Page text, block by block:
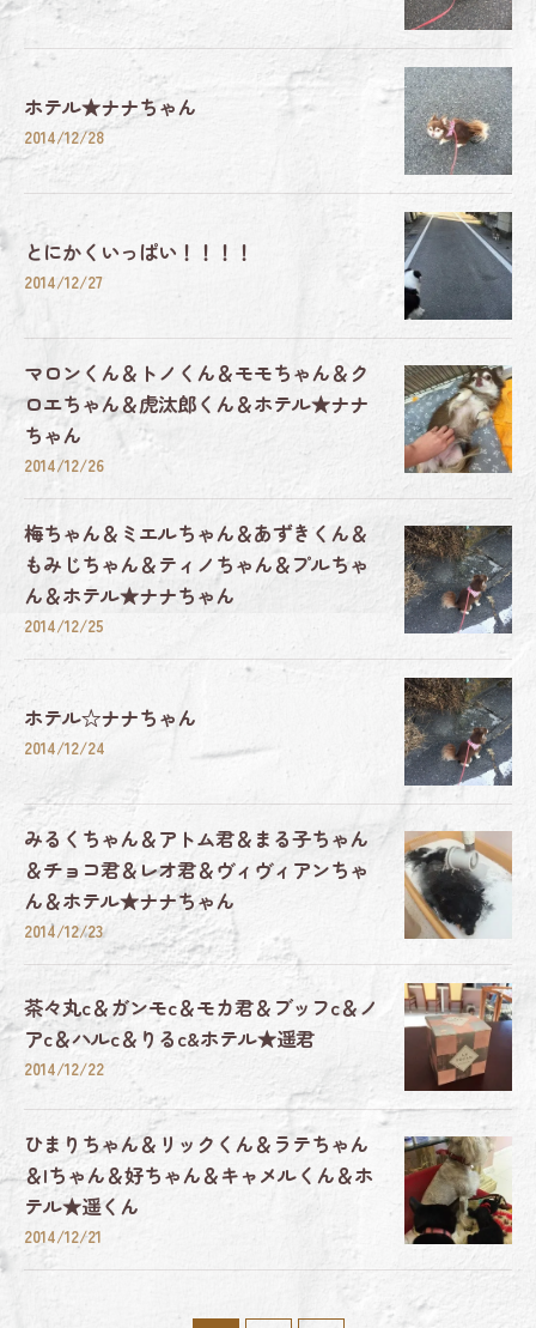
ホテル★ナナちゃん
2014/12/28
とにかくいっぱい！！！！
2014/12/27
マロンくん＆トノくん＆モモちゃん＆ク
ロエちゃん＆虎汰郎くん＆ホテル★ナナ
ちゃん
2014/12/26
梅ちゃん＆ミエルちゃん＆あずきくん＆
もみじちゃん＆ティノちゃん＆プルちゃ
ん＆ホテル★ナナちゃん
2014/12/25
ホテル☆ナナちゃん
2014/12/24
みるくちゃん＆アトム君＆まる子ちゃん
＆チョコ君＆レオ君＆ヴィヴィアンちゃ
ん＆ホテル★ナナちゃん
2014/12/23
茶々丸c＆ガンモc＆モカ君＆ブッフc＆ノ
アc＆ハルc＆りるc&ホテル★遥君
2014/12/22
ひまりちゃん＆リックくん＆ラテちゃん
＆Iちゃん＆好ちゃん＆キャメルくん＆ホ
テル★遥くん
2014/12/21